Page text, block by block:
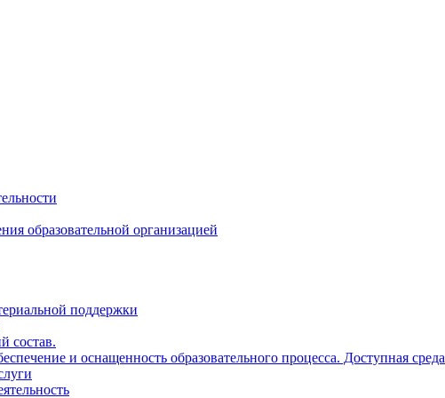
образовательной организацией
поддержки
состав.
и оснащенность образовательного процесса. Доступная среда